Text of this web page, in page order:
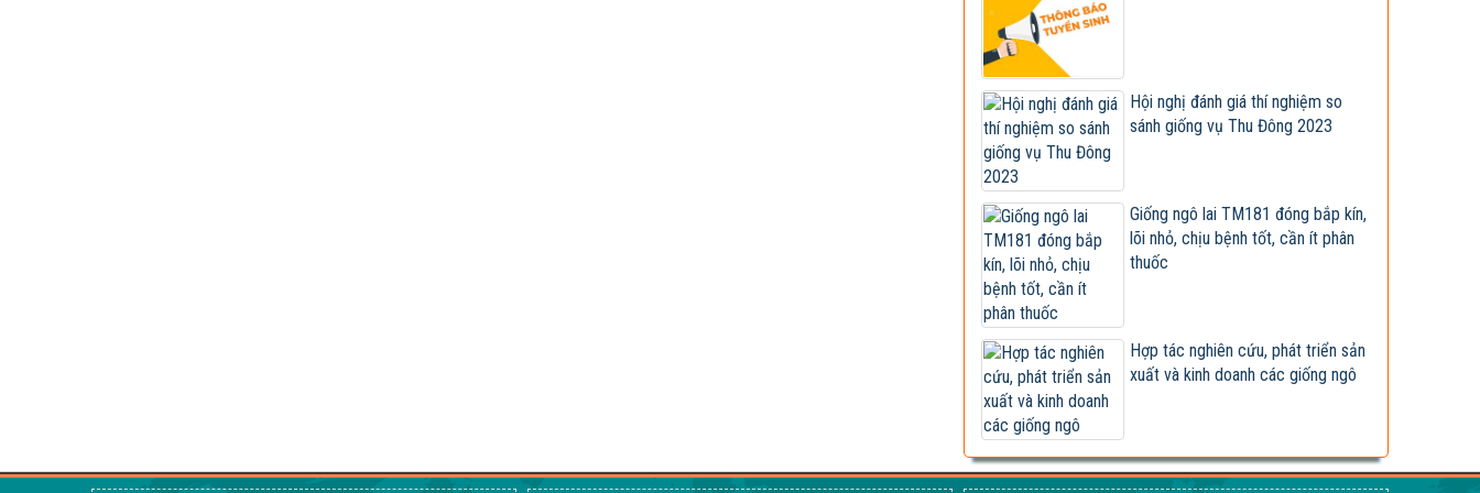
Tập đoàn Lộc Trời nhận chuyển giao, cung
Giống đã được công nhận lưu hành bị sản
xuất, kinh doanh...
Xây dựng và hoàn thiện quy trình canh tác
ngô sinh khối tuần...
Hội nghị cán bộ, viên chức và người lao
động 2023
Vietseed độc quyền hợp tác phát triển
giống ngô lai VS201
khối cũng hay!
Khi nào chấm dứt chi hàng tỷ đô nhập khẩu
ngô?
HỘI THẢO KHOA HỌC “TỔNG KẾT CÔNG
TÁC NGHIÊN CỨU KHOA HỌC VÀ...
Hội nghị đánh giá thí nghiệm so
sánh giống vụ Thu Đông 2023
Giống ngô lai TM181 đóng bắp kín,
lõi nhỏ, chịu bệnh tốt, cần ít phân
thuốc
Hợp tác nghiên cứu, phát triển sản
xuất và kinh doanh các giống ngô